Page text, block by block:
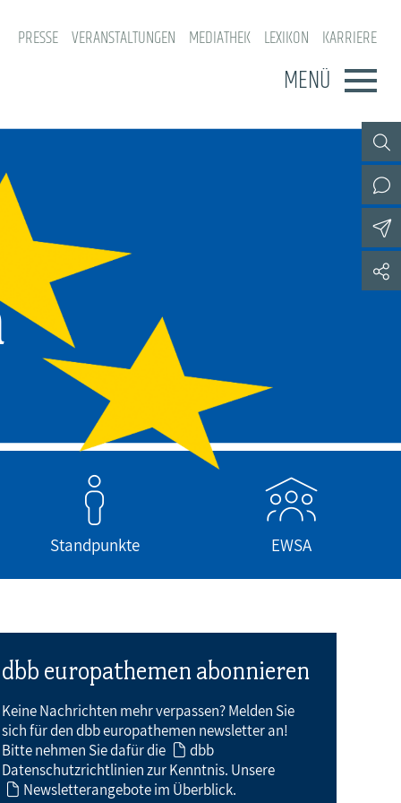
PRESSE VERANSTALTUNGEN MEDIATHEK LEXIKON KARRIERE
MENÜ
Standpunkte EWSA
dbb europathemen abonnieren
Keine Nachrichten mehr verpassen? Melden Sie
sich für den dbb europathemen newsletter an!
Bitte nehmen Sie dafür die
dbb
Datenschutzrichtlinienzur Kenntnis. Unsere
Newsletterangeboteim Überblick.